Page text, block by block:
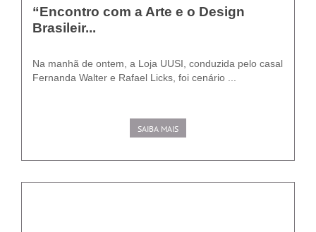
“Encontro com a Arte e o Design
Brasileir...
Na manhã de ontem, a Loja UUSI, conduzida pelo casal
Fernanda Walter e Rafael Licks, foi cenário ...
SAIBA MAIS